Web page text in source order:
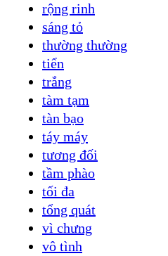
rộng rinh
sáng tỏ
thường thường
tiển
trắng
tàm tạm
tàn bạo
táy máy
tương đối
tầm phào
tối đa
tổng quát
vì chưng
vô tình